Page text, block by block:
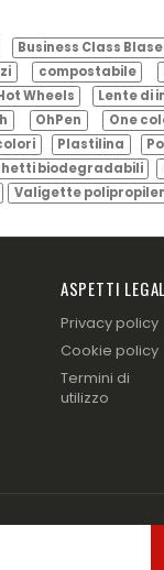
Business Class
compostabile
Wheels Lente di
OhPen One
Plastilina
biodegradabili
Valigette
ASPETTI
Privacy policy
Cookie policy
Termini di
utilizzo